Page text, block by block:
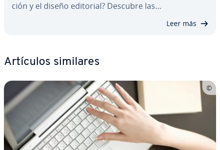
ción y el diseño editorial? Descubre las…
Leer más
Artículos similares